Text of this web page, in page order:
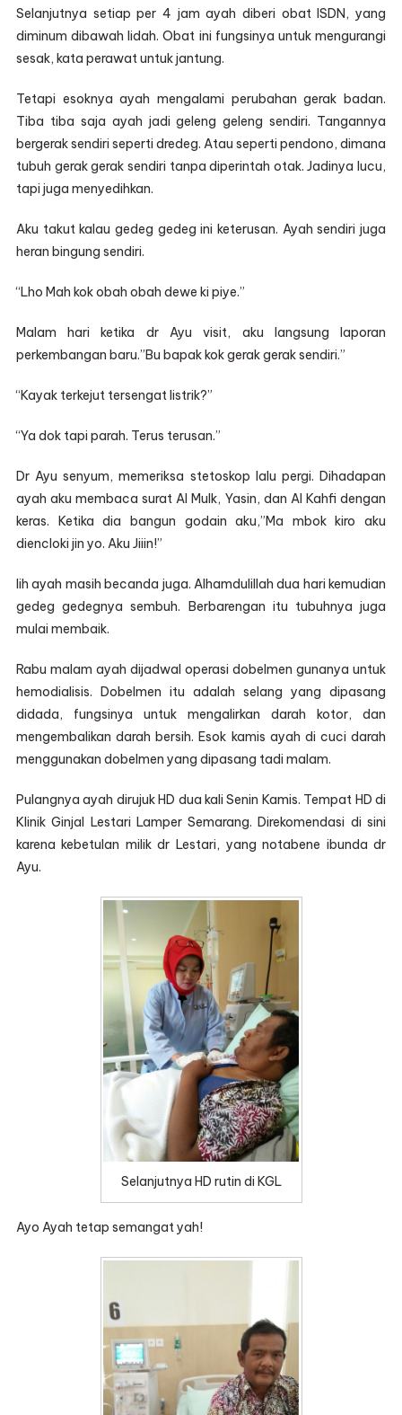
Selanjutnya setiap per 4 jam ayah diberi obat ISDN, yang
diminum dibawah lidah. Obat ini fungsinya untuk mengurangi
sesak, kata perawat untuk jantung.
Tetapi esoknya ayah mengalami perubahan gerak badan.
Tiba tiba saja ayah jadi geleng geleng sendiri. Tangannya
bergerak sendiri seperti dredeg. Atau seperti pendono, dimana
tubuh gerak gerak sendiri tanpa diperintah otak. Jadinya lucu,
tapi juga menyedihkan.
Aku takut kalau gedeg gedeg ini keterusan. Ayah sendiri juga
heran bingung sendiri.
“Lho Mah kok obah obah dewe ki piye.”
Malam hari ketika dr Ayu visit, aku langsung laporan
perkembangan baru.”Bu bapak kok gerak gerak sendiri.”
“Kayak terkejut tersengat listrik?”
“Ya dok tapi parah. Terus terusan.”
Dr Ayu senyum, memeriksa stetoskop lalu pergi. Dihadapan
ayah aku membaca surat Al Mulk, Yasin, dan Al Kahfi dengan
keras. Ketika dia bangun godain aku,”Ma mbok kiro aku
diencloki jin yo. Aku Jiiin!”
Iih ayah masih becanda juga. Alhamdulillah dua hari kemudian
gedeg gedegnya sembuh. Berbarengan itu tubuhnya juga
mulai membaik.
Rabu malam ayah dijadwal operasi dobelmen gunanya untuk
hemodialisis. Dobelmen itu adalah selang yang dipasang
didada, fungsinya untuk mengalirkan darah kotor, dan
mengembalikan darah bersih. Esok kamis ayah di cuci darah
menggunakan dobelmen yang dipasang tadi malam.
Pulangnya ayah dirujuk HD dua kali Senin Kamis. Tempat HD di
Klinik Ginjal Lestari Lamper Semarang. Direkomendasi di sini
karena kebetulan milik dr Lestari, yang notabene ibunda dr
Ayu.
Selanjutnya HD rutin di KGL
Ayo Ayah tetap semangat yah!⁠⁠⁠⁠